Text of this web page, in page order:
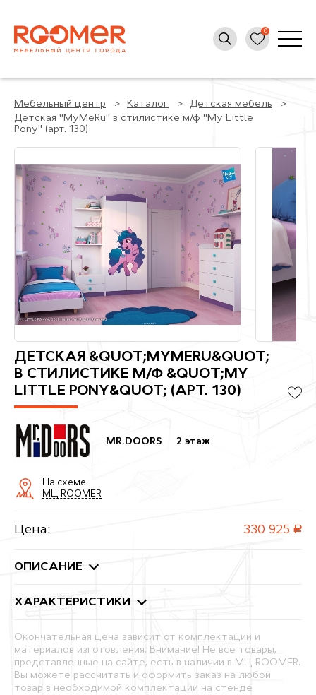
Мебельный центр Каталог
Детская мебель
Детская "MyMeRu" в стилистике м/ф "My Little
Pony" (арт. 130)
ДЕТСКАЯ &QUOT;MYMERU&QUOT;
В СТИЛИСТИКЕ М/Ф &QUOT;MY
LITTLE PONY&QUOT; (АРТ. 130)
MR.DOORS 2 этаж
На схеме
МЦ ROOMER
Цена: 330 925 руб.
ОПИСАНИЕ
ХАРАКТЕРИСТИКИ
Окончательная цена зависит от комплектации и
материалов изготовления. Внимание! Не все товары,
представленные на сайте, есть в наличии в МЦ ROOMER.
Вы можете рассчитать и оформить заказ на любой
товар в необходимой комплектации на стенде